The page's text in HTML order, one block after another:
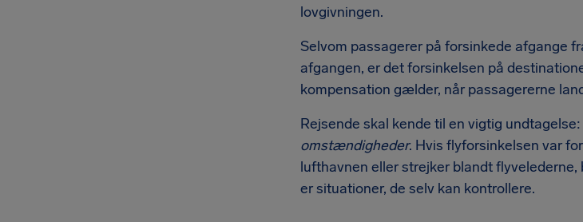
lovgivningen.
Selvom passagerer på forsinkede afgange
afgangen, er det forsinkelsen på
kompensation gælder, når passagererne
Rejsende skal kende til en vigtig
omstændigheder. Hvis flyforsinkelsen var
lufthavnen eller strejker blandt
er situationer, de selv kan kontrollere.